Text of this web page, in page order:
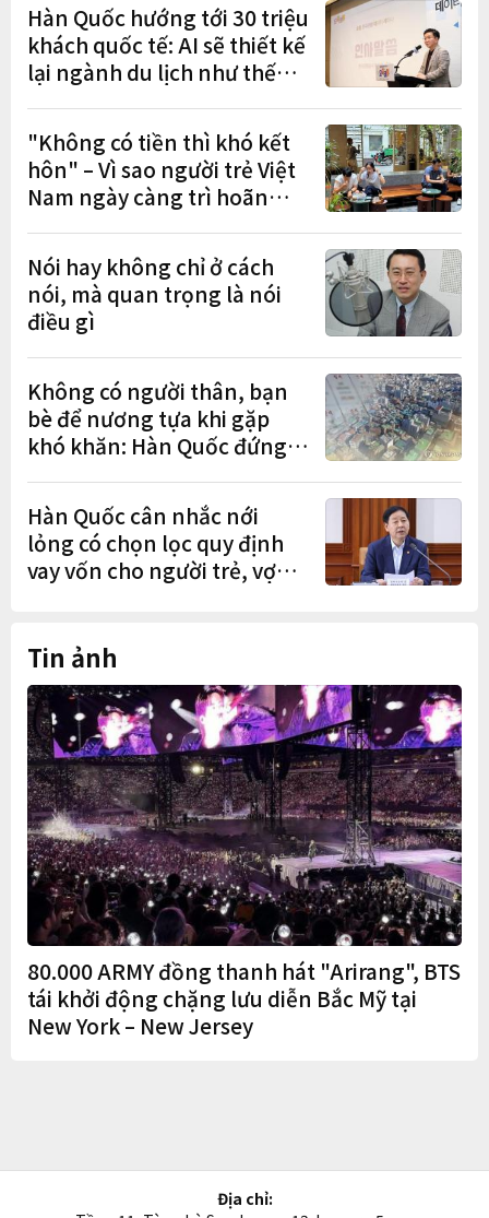
Hàn Quốc hướng tới 30 triệu
khách quốc tế: AI sẽ thiết kế
lại ngành du lịch như thế
"Không có tiền thì khó kết
hôn" – Vì sao người trẻ Việt
Nam ngày càng trì hoãn
Nói hay không chỉ ở cách
nói, mà quan trọng là nói
điều gì
Không có người thân, bạn
bè để nương tựa khi gặp
khó khăn: Hàn Quốc đứng
Hàn Quốc cân nhắc nới
lỏng có chọn lọc quy định
vay vốn cho người trẻ, vợ
Tin ảnh
80.000 ARMY đồng thanh hát "Arirang", BTS
tái khởi động chặng lưu diễn Bắc Mỹ tại
New York – New Jersey
Địa chỉ: